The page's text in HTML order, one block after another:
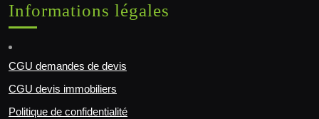
Informations légales
CGU demandes de devis
CGU devis immobiliers
Politique de confidentialité